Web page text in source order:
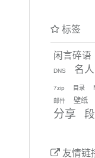
标签
闲言碎语
DNS 名
7zip 目录
邮件 壁纸
分享
友情链